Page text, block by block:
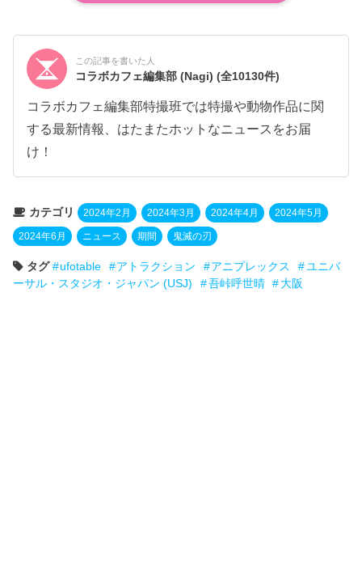
この記事を書いた人
コラボカフェ編集部 (Nagi)(全10130件)
コラボカフェ編集部特撮班では特撮や動物作品に関
する最新情報、はたまたホットなニュースをお届
け！
カテゴリ 2024年2月 2024年3月 2024年4月 2024年5月
2024年6月 ニュース 期間 鬼滅の刃
タグ ufotable アトラクション アニプレックス
ユニバ
ーサル・スタジオ・ジャパン (USJ)
吾峠呼世晴 大阪